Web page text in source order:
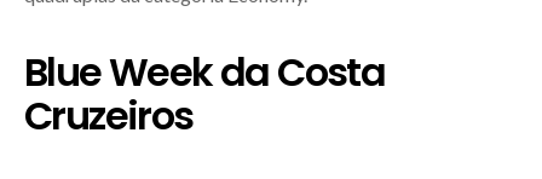
Blue Week da Costa
Cruzeiros